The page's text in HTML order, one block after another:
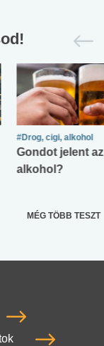
#Drog, cigi, alkohol
Gondot jelent az
alkohol?
MÉG TÖBB TESZT